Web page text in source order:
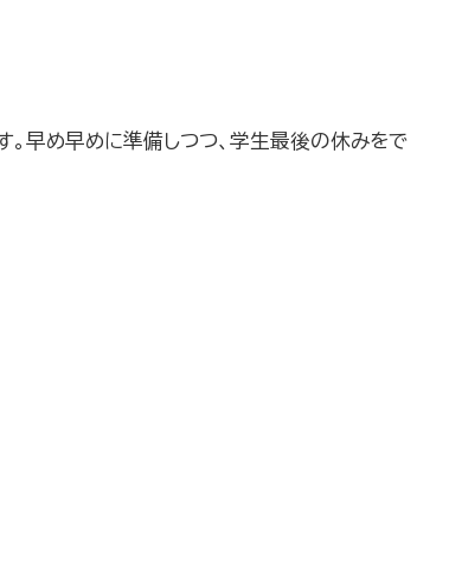
早め早めに準備しつつ、学生最後の休みをで